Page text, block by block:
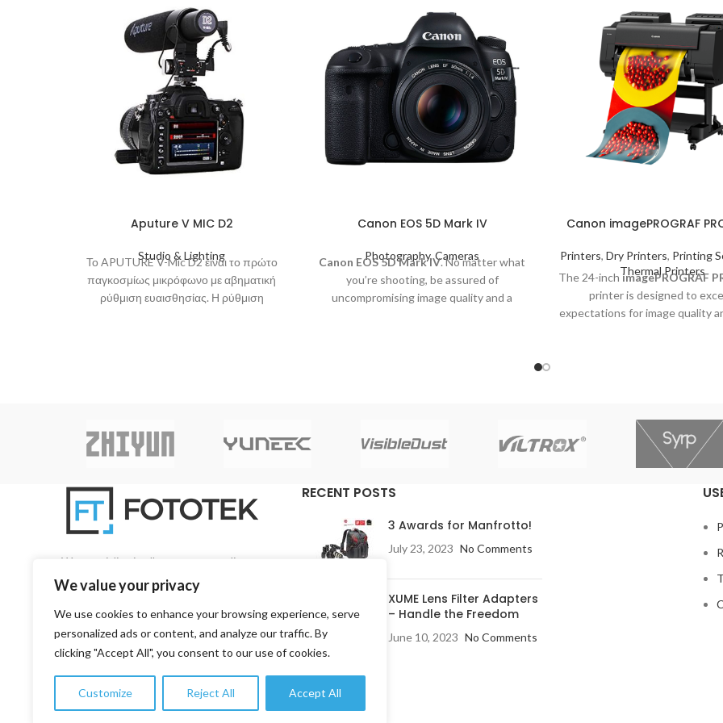
We value your privacy
We use cookies to enhance your browsing experience, serve
personalized ads or content, and analyze our traffic. By
clicking "Accept All", you consent to our use of cookies.
Customize Reject All Accept All
Aputure V MIC D2
Studio & Lighting
Το APUTURE V-Mic D2 είναι το πρώτο
παγκοσμίως μικρόφωνο με αβηματική
ρύθμιση ευαισθησίας. Η ρύθμιση
Canon EOS 5D Mark IV
Photography,Cameras
Canon EOS 5D Mark IV. No matter what
you’re shooting, be assured of
uncompromising image quality and a
Canon imagePROGRAF
Printers, Dry Printers, Printing
Thermal Printers
The 24-inch imagePROGRAF
printer is designed to
expectations for image quality
the L-COA PRO high-speed
processing engine achieves a
between exceptional print
speed. The imagePROGRAF
has been designed to include
increased security features,
Bring your prints to life
imagePROGRAF PRO
We specialise in all aspects regarding
photography and videography on a pan-Cyprian
3, 1st Road, 4157 Kato Polemidia, Limassol,
Cyprus
Phone: +357 99 753776
Email: info@fototekcy.com
RECENT POSTS
3 Awards for Manfrotto!
July 23, 2023 No Comments
XUME Lens Filter Adapters
– Handle the Freedom
June 10, 2023 No Comments